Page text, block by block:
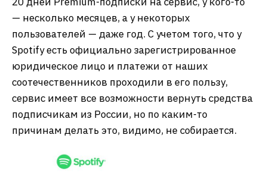
— несколько месяцев, а у некоторых
пользователей — даже год. С учетом того, что у
Spotify есть официально зарегистрированное
юридическое лицо и платежи от наших
соотечественников проходили в его пользу,
сервис имеет все возможности вернуть средства
подписчикам из России, но по каким-то
причинам делать это, видимо, не собирается.